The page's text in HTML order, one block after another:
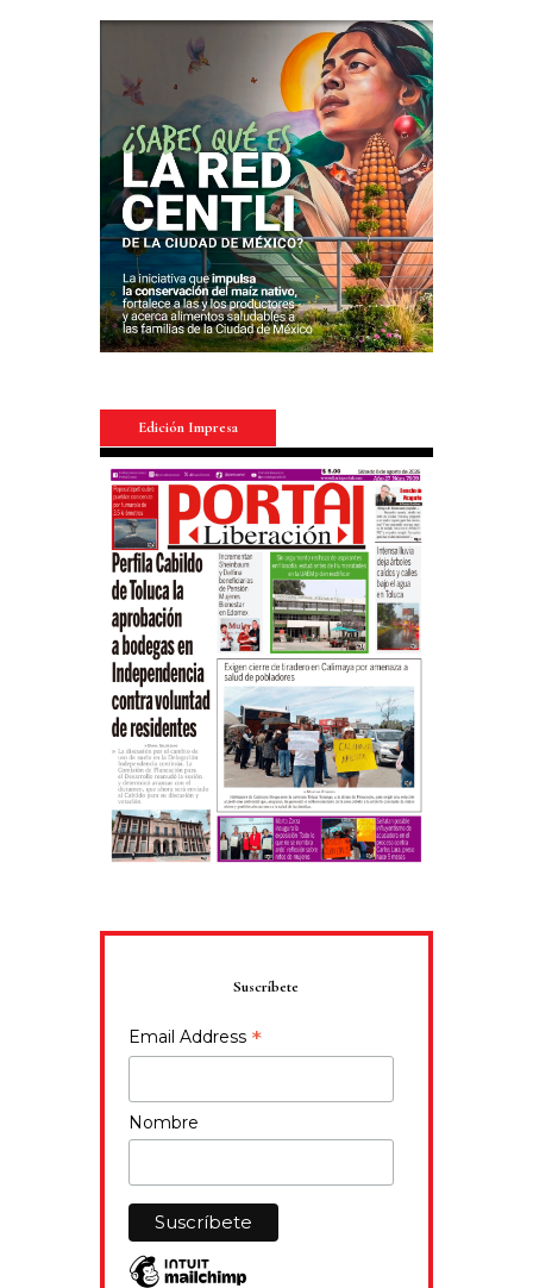
Edición Impresa
Suscríbete
Email Address *
Nombre